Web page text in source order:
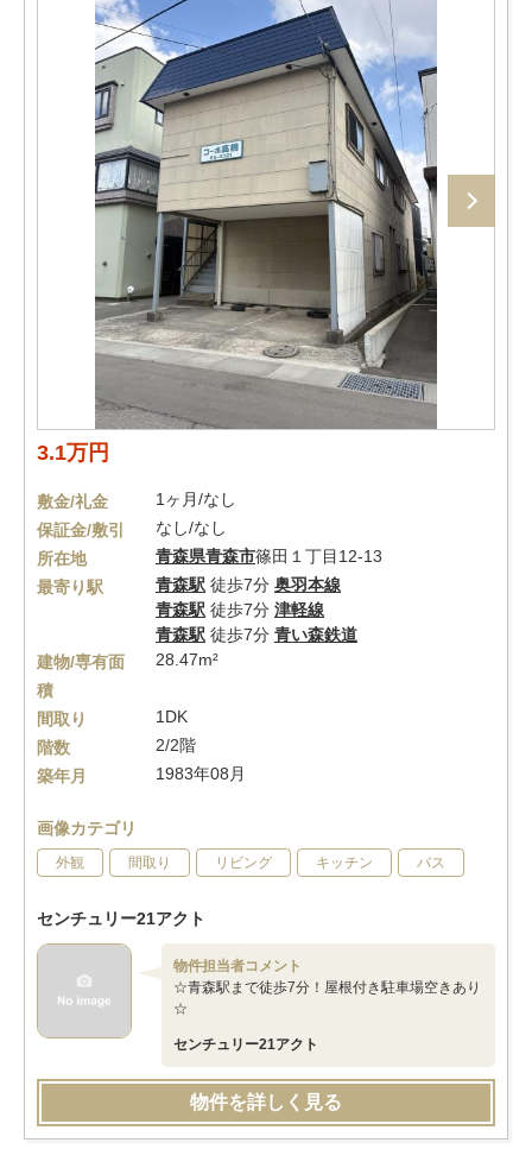
3.1万円
敷金/礼金
1ヶ月/なし
保証金/敷引
なし/なし
所在地
青森県青森市篠田１丁目12-13
最寄り駅
青森駅 徒歩7分 奥羽本線
青森駅 徒歩7分 津軽線
青森駅 徒歩7分 青い森鉄道
建物/専有面
積
28.47m²
間取り
1DK
階数
2/2階
築年月
1983年08月
画像カテゴリ
外観 間取り リビング キッチン バス
センチュリー21アクト
物件担当者コメント
☆青森駅まで徒歩7分！屋根付き駐車場空きあり
☆
センチュリー21アクト
物件を詳しく見る